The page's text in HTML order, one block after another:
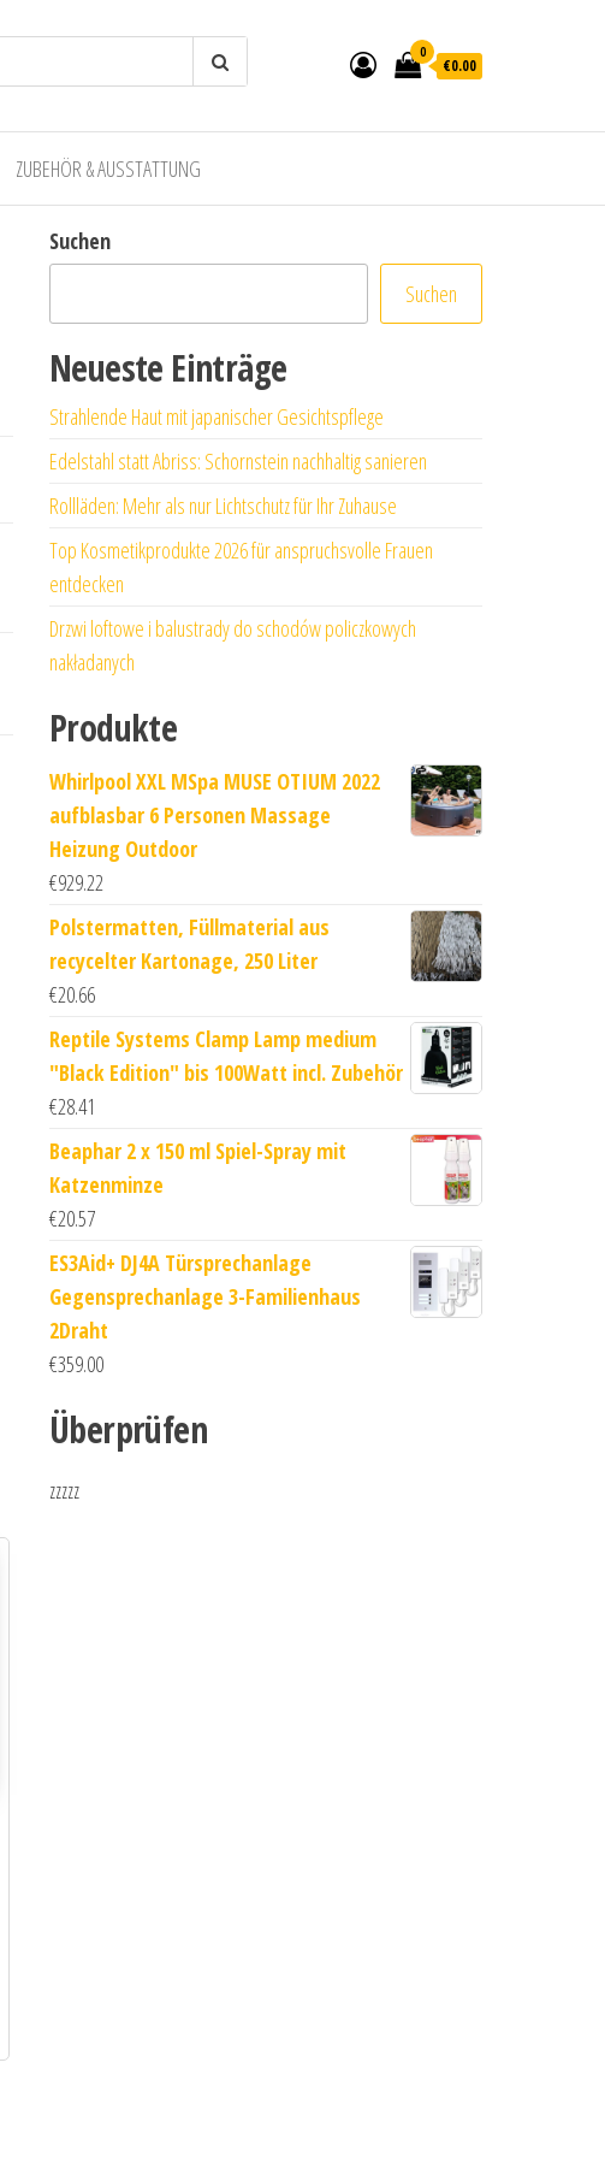
0
€0.00
ZUBEHÖR & AUSSTATTUNG
Suchen
Suchen
Neueste Einträge
Strahlende Haut mit japanischer Gesichtspflege
Edelstahl statt Abriss: Schornstein nachhaltig sanieren
Rollläden: Mehr als nur Lichtschutz für Ihr Zuhause
Top Kosmetikprodukte 2026 für anspruchsvolle Frauen
entdecken
Drzwi loftowe i balustrady do schodów policzkowych
nakładanych
Produkte
Whirlpool XXL MSpa MUSE OTIUM 2022
aufblasbar 6 Personen Massage
Heizung Outdoor
€929.22
Polstermatten, Füllmaterial aus
recycelter Kartonage, 250 Liter
€20.66
Reptile Systems Clamp Lamp medium
"Black Edition" bis 100Watt incl. Zubehör
€28.41
Beaphar 2 x 150 ml Spiel-Spray mit
Katzenminze
€20.57
ES3Aid+ DJ4A Türsprechanlage
Gegensprechanlage 3-Familienhaus
2Draht
€359.00
Überprüfen
zzzzz